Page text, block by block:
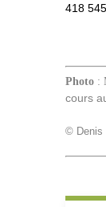
418
Photo :
cours
© Denis